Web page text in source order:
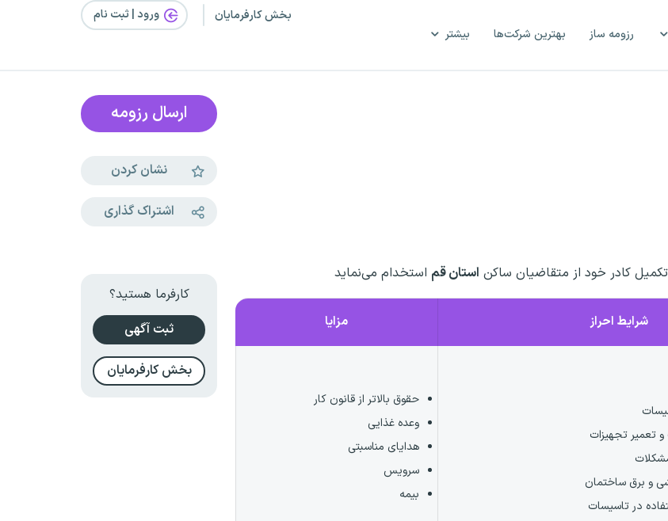
رزومه ساز بهترین شرکت‌ها بیشتر
بخش کارفرمایان ورود | ثبت‌ نام
کادر خود از متقاضیان ساکن استان قم استخدام می‌نماید
شرایط احراز مزایا
تعمیر تجهیزات
و برق ساختمان
در تاسیسات
حقوق بالاتر از قانون کار
وعده غذایی
هدایای مناسبتی
سرویس
بیمه
ارسال رزومه
نشان کردن
اشتراک گذاری
کارفرما هستید؟
ثبت آگهی
بخش کارفرمایان